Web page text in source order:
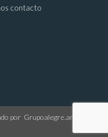
contacto
por Grupoalegre.ar